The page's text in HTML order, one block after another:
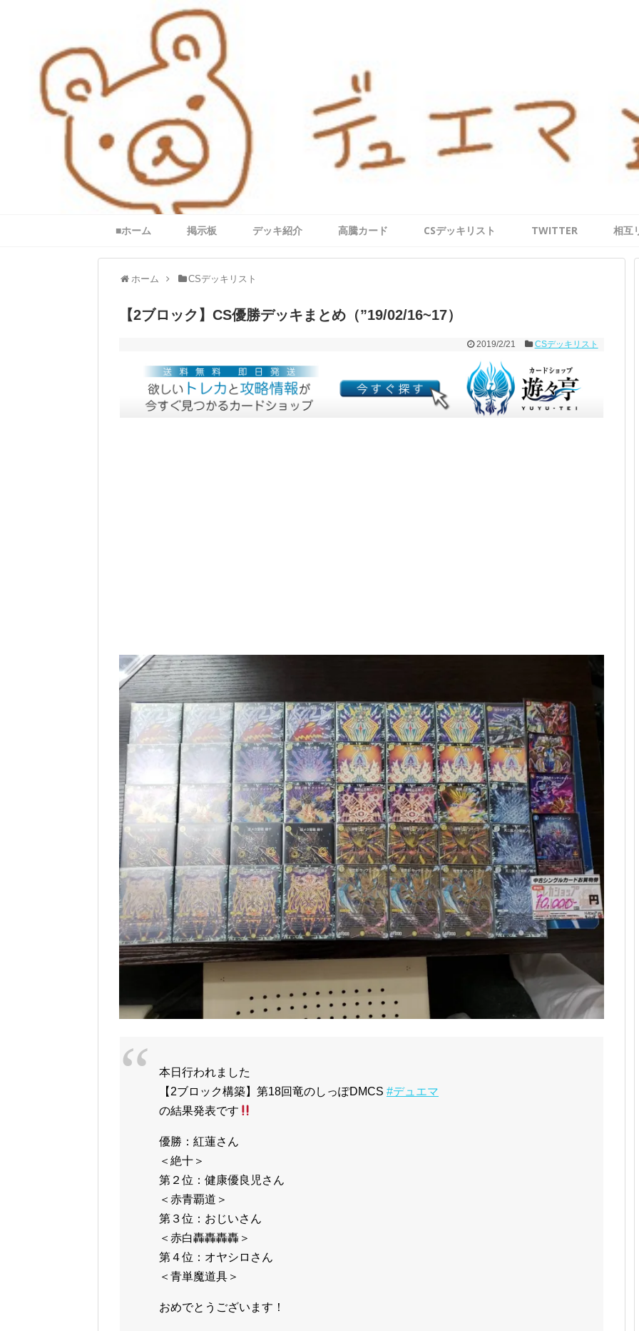
■ホーム 掲示板 デッキ紹介 高騰カード CSデッキリスト TWITTER 相互
ホーム CSデッキリスト
【2ブロック】CS優勝デッキまとめ（”19/02/16~17）
2019/2/21 CSデッキリスト
本日行われました
【2ブロック構築】第18回竜のしっぽDMCS #デュエマ
の結果発表です
優勝：紅蓮さん
＜絶十＞
第２位：健康優良児さん
＜赤青覇道＞
第３位：おじいさん
＜赤白轟轟轟轟＞
第４位：オヤシロさん
＜青単魔道具＞
おめでとうございます！